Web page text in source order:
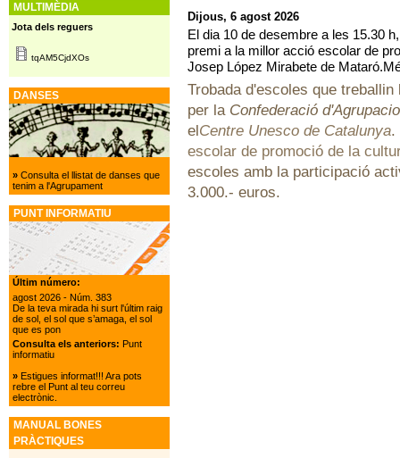
Dijous, 6 agost 2026
El dia 10 de desembre a les 15.30
premi a la millor acció escolar de
Josep López Mirabete de
Trobada d'escoles que
per la Confederació
el Centre Unesco de Catalunya.
escolar de promoció de la
escoles amb la participació
3.000.- euros.
MULTIMÈDIA
Jota dels reguers
tqAM5CjdXOs
DANSES
»Consulta el llistat de danses que
tenim a l'Agrupament
PUNT INFORMATIU
Últim número:
agost 2026 - Núm. 383
De la teva mirada hi surt l'últim raig
de sol, el sol que s’amaga, el sol
que es pon
Consulta els anteriors: Punt
informatiu
»Estigues informat!!! Ara pots
rebre el Punt al teu correu
electrònic.
MANUAL BONES
PRÀCTIQUES